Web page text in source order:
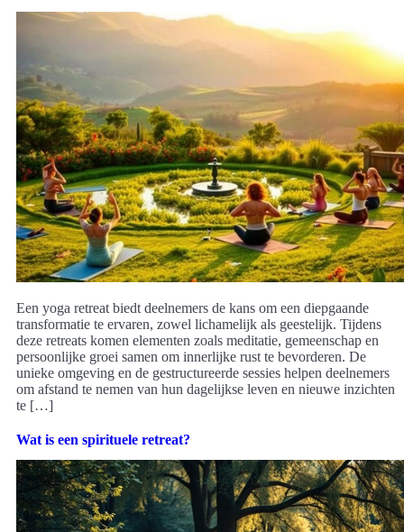
Een yoga retreat biedt deelnemers de kans om een diepgaande
transformatie te ervaren, zowel lichamelijk als geestelijk. Tijdens
deze retreats komen elementen zoals meditatie, gemeenschap en
persoonlijke groei samen om innerlijke rust te bevorderen. De
unieke omgeving en de gestructureerde sessies helpen deelnemers
om afstand te nemen van hun dagelijkse leven en nieuwe inzichten
te […]
Wat is een spirituele retreat?